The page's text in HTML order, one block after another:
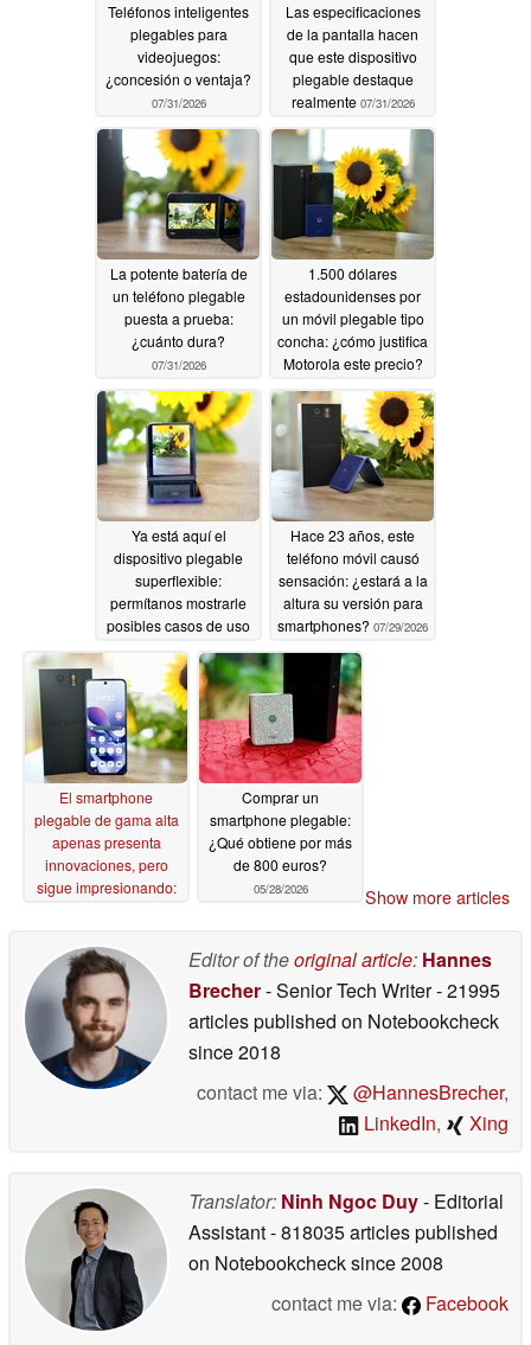
Teléfonos inteligentes
plegables para
videojuegos:
¿concesión o ventaja?
07/31/2026
Las especificaciones
de la pantalla hacen
que este dispositivo
plegable destaque
realmente 07/31/2026
La potente batería de
un teléfono plegable
puesta a prueba:
¿cuánto dura?
07/31/2026
1.500 dólares
estadounidenses por
un móvil plegable tipo
concha: ¿cómo justifica
Motorola este precio?
07/31/2026
Ya está aquí el
dispositivo plegable
superflexible:
permítanos mostrarle
posibles casos de uso
07/30/2026
Hace 23 años, este
teléfono móvil causó
sensación: ¿estará a la
altura su versión para
smartphones? 07/29/2026
El smartphone
plegable de gama alta
apenas presenta
innovaciones, pero
sigue impresionando:
70 Ultra) 07/29/2026
Comprar un
smartphone plegable:
¿Qué obtiene por más
de 800 euros?
05/28/2026 Show more articles
Editor of theoriginal article: Hannes
Brecher- Senior Tech Writer- 21995
articles published on Notebookcheck
since 2018
contact me via:
@HannesBrecher,
LinkedIn, Xing
Translator: Ninh Ngoc Duy- Editorial
Assistant- 818035 articles published
on Notebookchecksince 2008
contact me via:
Facebook